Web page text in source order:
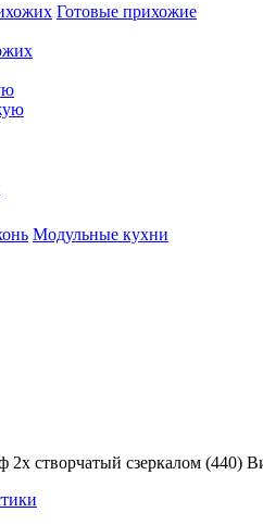
Готовые прихожие
Модульные кухни
створчатый сзеркалом (440)